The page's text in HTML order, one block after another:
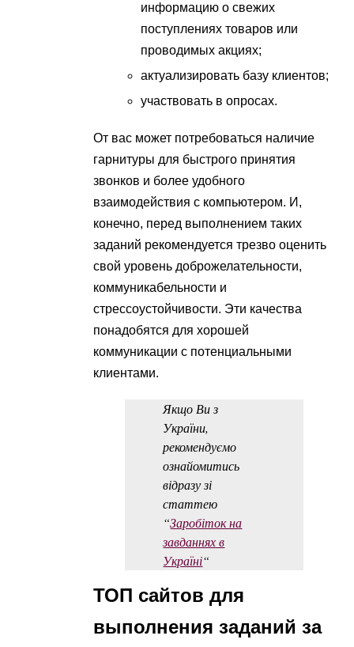
информацию о свежих
поступлениях товаров или
проводимых акциях;
актуализировать базу клиентов;
участвовать в опросах.
От вас может потребоваться наличие
гарнитуры для быстрого принятия
звонков и более удобного
взаимодействия с компьютером. И,
конечно, перед выполнением таких
заданий рекомендуется трезво оценить
свой уровень доброжелательности,
коммуникабельности и
стрессоустойчивости. Эти качества
понадобятся для хорошей
коммуникации с потенциальными
клиентами.
Якщо Ви з
України,
рекомендуємо
ознайомитись
відразу зі
статтею
“Заробіток на
завданнях в
Україні“
ТОП сайтов для
выполнения заданий за